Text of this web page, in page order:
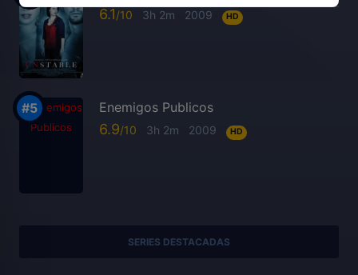
6.1 3h 2m 2009 HD
Enemigos Publicos
6.9 3h 2m 2009 HD
SERIES DESTACADAS